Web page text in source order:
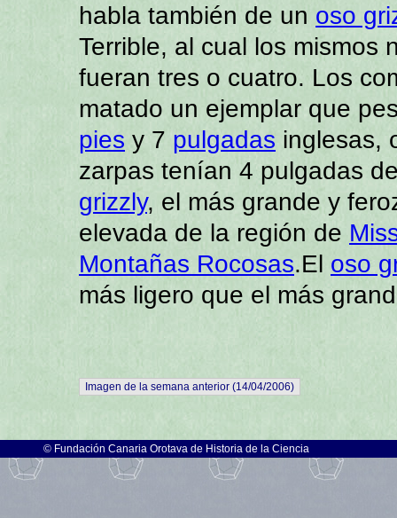
habla también de un oso
Terrible, al cual los mismos
fueran tres o cuatro. Los
matado un ejemplar que
pies y 7 pulgadas inglesas,
zarpas tenían 4 pulgadas
grizzly, el más grande y
elevada de la región de
Montañas Rocosas.El oso
más ligero que el más
Imagen de la semana anterior (14/04/2006)
© Fundación Canaria Orotava de Historia de la Ciencia